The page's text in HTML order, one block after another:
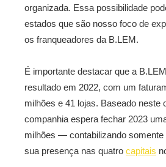
organizada. Essa possibilidade
estados que são nosso foco de
os franqueadores da B.LEM.
É importante destacar que a
resultado em 2022, com um
milhões e 41 lojas. Baseado neste
companhia espera fechar 2023
milhões — contabilizando somente
sua presença nas quatro capitais